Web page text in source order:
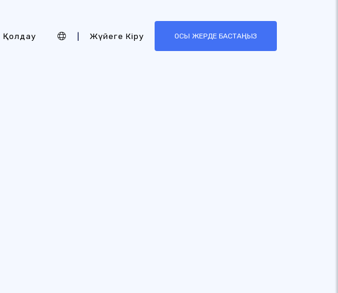
Қолдау | Жүйеге Кіру ОСЫ ЖЕРДЕ БАСТАҢЫЗ